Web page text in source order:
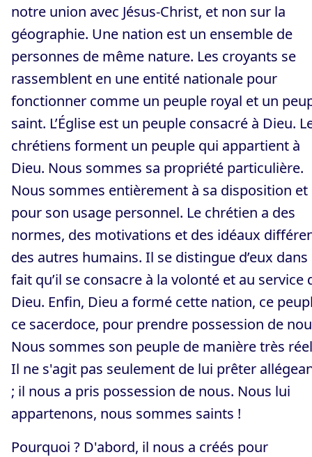
notre union avec Jésus-Christ, et non sur la
géographie. Une nation est un ensemble de
personnes de même nature. Les croyants se
rassemblent en une entité nationale pour
fonctionner comme un peuple royal et un
saint. L’Église est un peuple consacré à Dieu.
chrétiens forment un peuple qui appartient à
Dieu. Nous sommes sa propriété particulière.
Nous sommes entièrement à sa disposition et
pour son usage personnel. Le chrétien a des
normes, des motivations et des idéaux
des autres humains. Il se distingue d’eux dans
fait qu’il se consacre à la volonté et au service
Dieu. Enfin, Dieu a formé cette nation, ce
ce sacerdoce, pour prendre possession de
Nous sommes son peuple de manière très
Il ne s'agit pas seulement de lui prêter
; il nous a pris possession de nous. Nous lui
appartenons, nous sommes saints !
Pourquoi ? D'abord, il nous a créés pour